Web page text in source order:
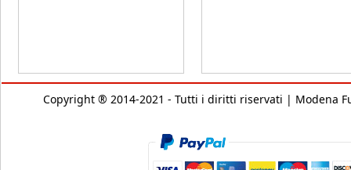
Copyright ® 2014-2021 - Tutti i diritti riservati | Modena